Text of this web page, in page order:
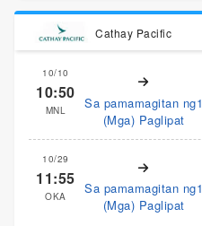
Cathay Pacific
10/10
10:50
MNL
Sa pamamagitan ng1
(Mga) Paglipat
10/29
11:55
OKA
Sa pamamagitan ng1
(Mga) Paglipat